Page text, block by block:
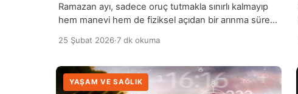
Ramazan ayı, sadece oruç tutmakla sınırlı kalmayıp
hem manevi hem de fiziksel açıdan bir arınma süreci
şükrü ve empatiyi hatırlatır. Açlık ve susuzluk
anlamayı sağlar, kişiyi içsel olarak olgunlaştırır ve
ruhsal dinginliği artırır. Fiziksel açıdan ise oruç,
25 Şubat 2026·7 dk okuma
YAŞAM VE SAĞLIK